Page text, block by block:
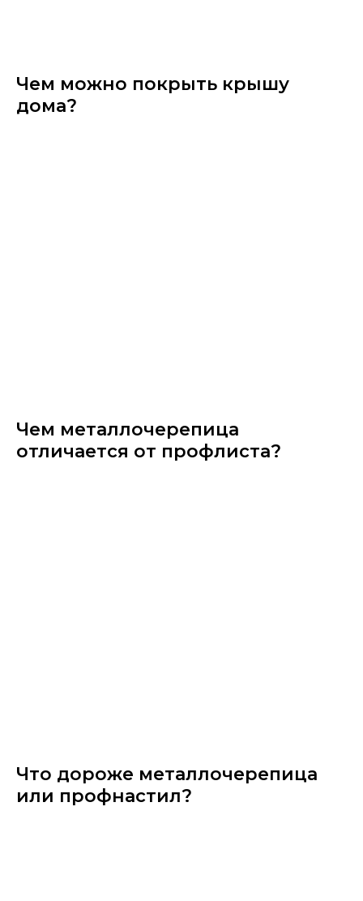
Чем можно покрыть крышу
дома?
Чем металлочерепица​
отличается от профлиста?
Что дороже металлочерепица​
или профнастил?